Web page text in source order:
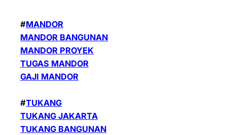
#MANDOR
MANDOR BANGUNAN
MANDOR PROYEK
TUGAS MANDOR
GAJI MANDOR
#TUKANG
TUKANG JAKARTA
TUKANG BANGUNAN